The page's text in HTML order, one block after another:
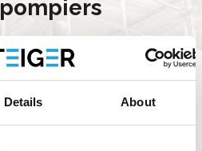
Details About
Filter